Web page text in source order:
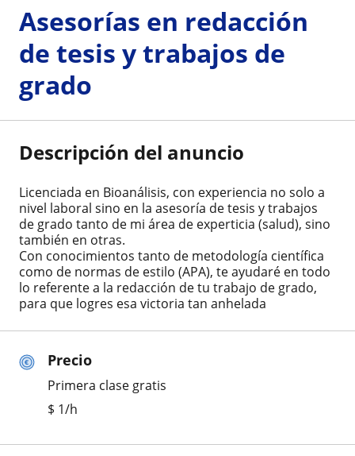
Precio
Primera clase gratis
$ 1/h
Asesorías en redacción
de tesis y trabajos de
grado
Descripción del anuncio
Licenciada en Bioanálisis, con experiencia no solo a
nivel laboral sino en la asesoría de tesis y trabajos
de grado tanto de mi área de experticia (salud), sino
también en otras.
Con conocimientos tanto de metodología científica
como de normas de estilo (APA), te ayudaré en todo
lo referente a la redacción de tu trabajo de grado,
para que logres esa victoria tan anhelada